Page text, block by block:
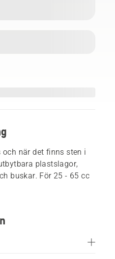
när det finns sten i
plastslagor,
buskar. För 25 - 65 cc